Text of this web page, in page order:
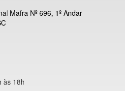
Mafra Nº 696, 1º Andar
às 18h